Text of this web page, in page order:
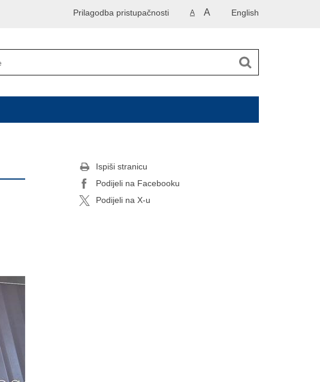
English
A A
Prilagodba pristupačnosti
Ispiši stranicu
Podijeli na Facebooku
Podijeli na X-u